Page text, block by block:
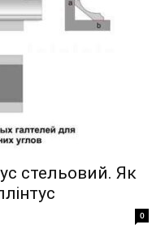
стельовий. Як
0